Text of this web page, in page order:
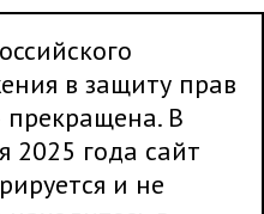
в защиту прав
прекращена. В
2025 года сайт
и не